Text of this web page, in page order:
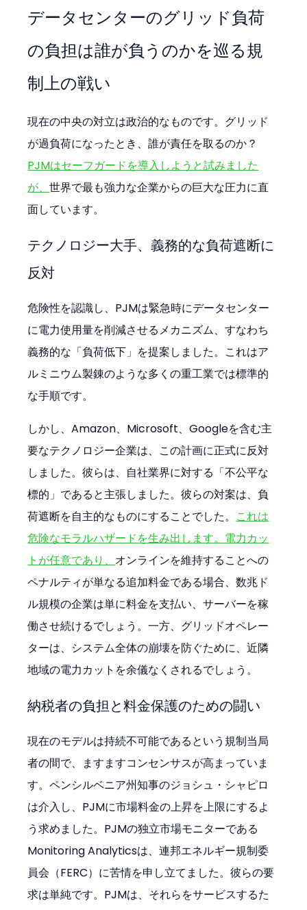
データセンターのグリッド負荷
の負担は誰が負うのかを巡る規
制上の戦い
現在の中央の対立は政治的なものです。グリッド
が過負荷になったとき、誰が責任を取るのか？
PJMはセーフガードを導入しようと試みました
が、世界で最も強力な企業からの巨大な圧力に直
面しています。
テクノロジー大手、義務的な負荷遮断に
反対
危険性を認識し、PJMは緊急時にデータセンター
に電力使用量を削減させるメカニズム、すなわち
義務的な「負荷低下」を提案しました。これはア
ルミニウム製錬のような多くの重工業では標準的
な手順です。
しかし、Amazon、Microsoft、Googleを含む主
要なテクノロジー企業は、この計画に正式に反対
しました。彼らは、自社業界に対する「不公平な
標的」であると主張しました。彼らの対案は、負
荷遮断を自主的なものにすることでした。 これは
危険なモラルハザードを生み出します。電力カッ
トが任意であり、 オンラインを維持することへの
ペナルティが単なる追加料金である場合、数兆ド
ル規模の企業は単に料金を支払い、サーバーを稼
働させ続けるでしょう。一方、グリッドオペレー
ターは、システム全体の崩壊を防ぐために、近隣
地域の電力カットを余儀なくされるでしょう。
納税者の負担と料金保護のための闘い
現在のモデルは持続不可能であるという規制当局
者の間で、ますますコンセンサスが高まっていま
す。ペンシルベニア州知事のジョシュ・シャピロ
は介入し、PJMに市場料金の上昇を上限にするよ
う求めました。PJMの独立市場モニターである
Monitoring Analyticsは、連邦エネルギー規制委
員会（FERC）に苦情を申し立てました。彼らの要
求は単純です。PJMは、それらをサービスするた